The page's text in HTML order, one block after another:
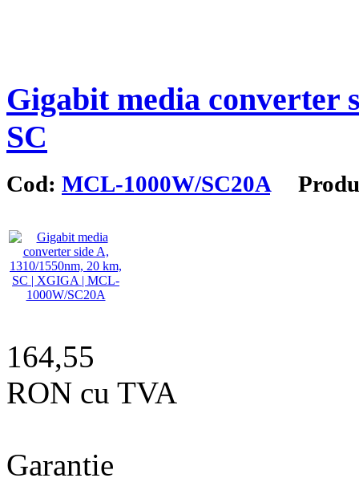
Gigabit media converter
SC
Cod: MCL-1000W/SC20A
164,55
RON cu TVA
Garantie